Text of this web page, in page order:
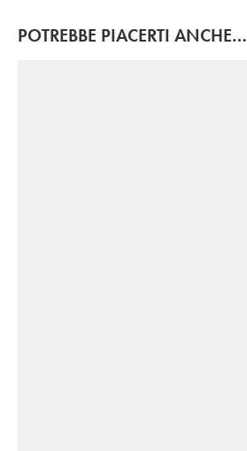
POTREBBE PIACERTI ANCHE…